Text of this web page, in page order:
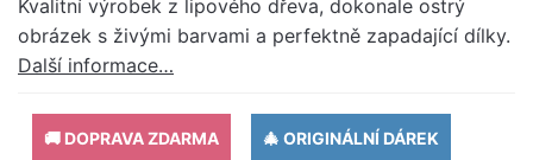
Kvalitní výrobek z lipového dřeva, dokonale ostrý
obrázek s živými barvami a perfektně zapadající dílky.
Další informace…
🚚 DOPRAVA ZDARMA 🎄 ORIGINÁLNÍ DÁREK